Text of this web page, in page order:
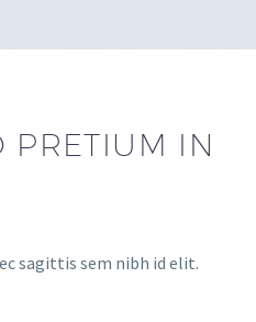
PRETIUM IN
sagittis sem nibh id elit.